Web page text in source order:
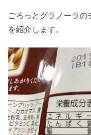
ごろっとグラノーラ
を紹介します。